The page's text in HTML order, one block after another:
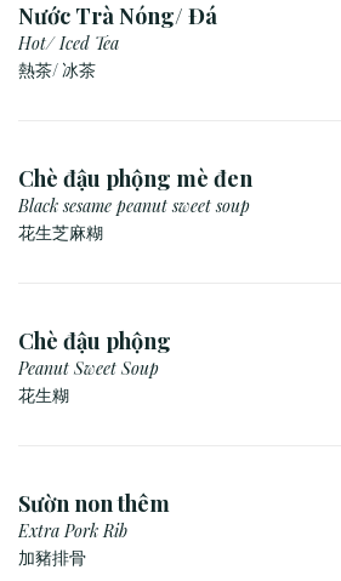
Nước Trà Nóng/ Đá
Hot/ Iced Tea
熱茶/ 冰茶
Chè đậu phộng mè đen
Black sesame peanut sweet soup
花生芝麻糊
Chè đậu phộng
Peanut Sweet Soup
花生糊
Sườn non thêm
Extra Pork Rib
加豬排骨